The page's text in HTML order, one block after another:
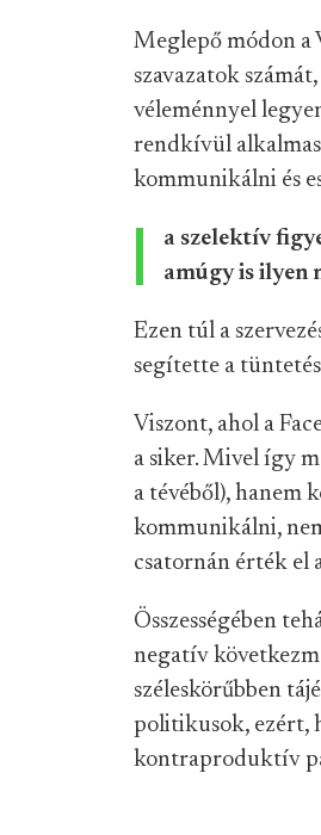
Meglepő módon a
szavazatok
véleménnyel
rendkívül
kommunikálni és
a szelektív
amúgy is ilyen
Ezen túl a
segítette a
Viszont, ahol a
a siker. Mivel így
a tévéből), hanem
kommunikálni,
csatornán érték el
Összességében
negatív
széleskörűbben
politikusok, ezért,
kontraproduktív